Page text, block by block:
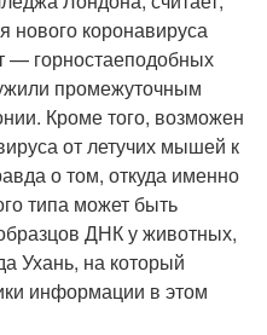
нового коронавируса
— горностаеподобных
промежуточным
Кроме того, возможен
от летучих мышей к
о том, откуда именно
типа может быть
ДНК у животных,
Ухань, на который
информации в этом